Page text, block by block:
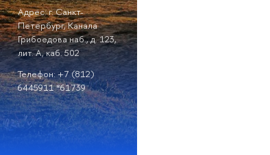
Адрес: г. Санкт-
Петербург, Канала
Грибоедова наб., д. 123,
лит. А, каб. 502
Телефон: +7 (812)
6445911 *61739